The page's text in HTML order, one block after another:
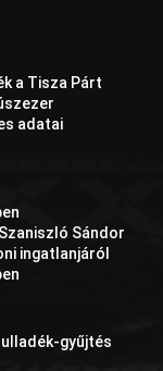
a Tisza Párt
adatai
Sándor
ingatlanjáról
gyűjtés